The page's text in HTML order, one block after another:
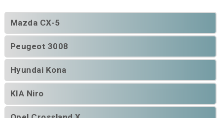
Mazda CX-5
Peugeot 3008
Hyundai Kona
KIA Niro